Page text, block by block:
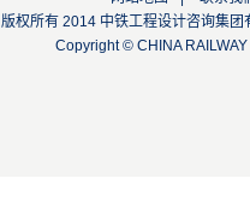
版权所有 2014 中铁工程设计咨询
Copyright © CHINA